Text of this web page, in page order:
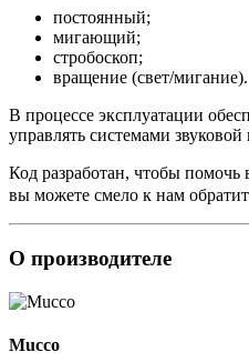
постоянный;
мигающий;
стробоскоп;
вращение (свет/мигание).
В процессе эксплуатации
управлять системами
Код разработан, чтобы
вы можете смело к нам
О производителе
Mucco